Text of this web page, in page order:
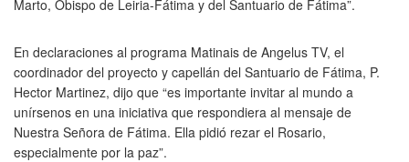
Marto, Obispo de Leiria-Fátima y del Santuario de Fátima”.
En declaraciones al programa Matinais de Angelus TV, el
coordinador del proyecto y capellán del Santuario de Fátima, P.
Hector Martinez, dijo que “es importante invitar al mundo a
unírsenos en una iniciativa que respondiera al mensaje de
Nuestra Señora de Fátima. Ella pidió rezar el Rosario,
especialmente por la paz”.